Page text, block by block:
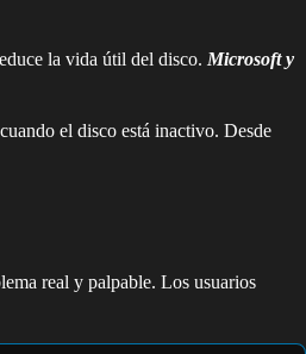
la vida útil del disco. Microsoft y
el disco está inactivo. Desde
real y palpable. Los usuarios